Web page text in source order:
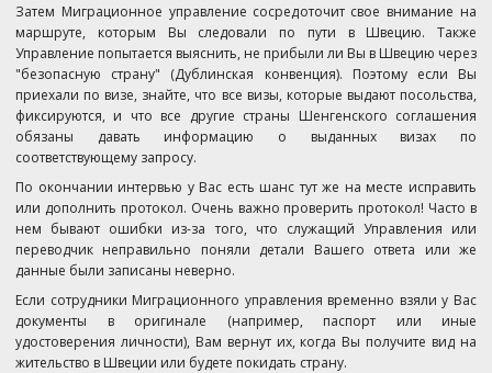
Затем Миграционное управление сосредоточит свое внимание на
маршруте, которым Вы следовали по пути в Швецию. Также
Управление попытается выяснить, не прибыли ли Вы в Швецию через
"безопасную страну" (Дублинская конвенция). Поэтому если Вы
приехали по визе, знайте, что все визы, которые выдают посольства,
фиксируются, и что все другие страны Шенгенского соглашения
обязаны давать информацию о выданных визах по
соответствующему запросу.
По окончании интервью у Вас есть шанс тут же на месте исправить
или дополнить протокол. Очень важно проверить протокол! Часто в
нем бывают ошибки из-за того, что служащий Управления или
переводчик неправильно поняли детали Вашего ответа или же
данные были записаны неверно.
Если сотрудники Миграционного управления временно взяли у Вас
документы в оригинале (например, паспорт или иные
удостоверения личности), Вам вернут их, когда Вы получите вид на
жительство в Швеции или будете покидать страну.